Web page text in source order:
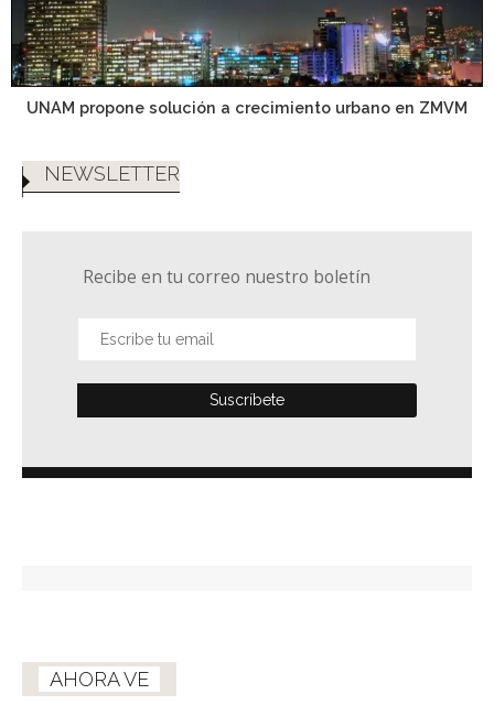
UNAM propone solución a crecimiento urbano en ZMVM
NEWSLETTER
Recibe en tu correo nuestro boletín
AHORA VE